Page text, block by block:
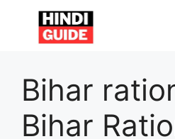
content
Bihar
Bihar